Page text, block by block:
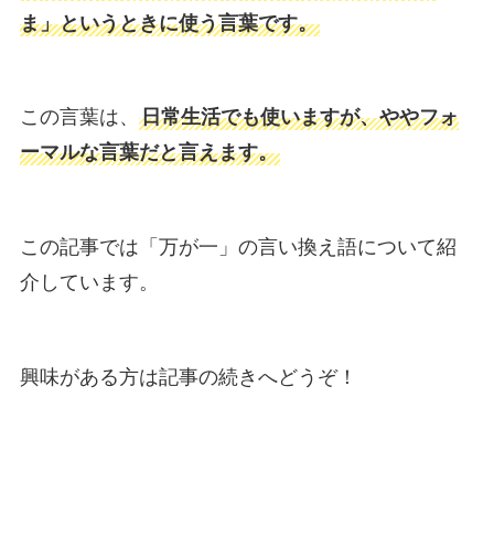
ま」というときに使う言葉です。
この言葉は、 日常生活でも使いますが、ややフォ
ーマルな言葉だと言えます。
この記事では「万が一」の言い換え語について紹
介しています。
興味がある方は記事の続きへどうぞ！